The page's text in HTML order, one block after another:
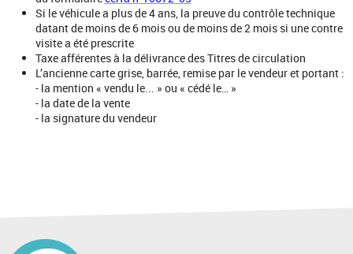
Si le véhicule a plus de 4 ans, la preuve du contrôle technique
datant de moins de 6 mois ou de moins de 2 mois si une contre
visite a été prescrite
Taxe afférentes à la délivrance des Titres de circulation
L’ancienne carte grise, barrée, remise par le vendeur et portant :
- la mention « vendu le... » ou « cédé le… »
- la date de la vente
- la signature du vendeur